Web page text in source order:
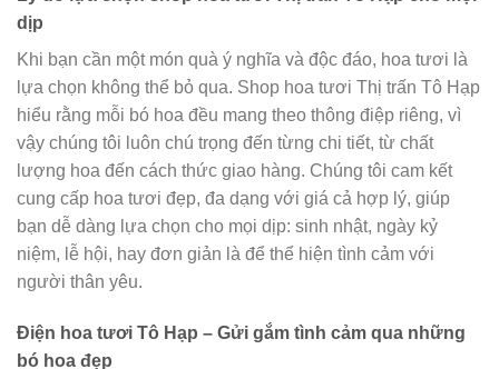
dịp
Khi bạn cần một món quà ý nghĩa và độc đáo, hoa tươi là
lựa chọn không thể bỏ qua. Shop hoa tươi Thị trấn Tô Hạp
hiểu rằng mỗi bó hoa đều mang theo thông điệp riêng, vì
vậy chúng tôi luôn chú trọng đến từng chi tiết, từ chất
lượng hoa đến cách thức giao hàng. Chúng tôi cam kết
cung cấp hoa tươi đẹp, đa dạng với giá cả hợp lý, giúp
bạn dễ dàng lựa chọn cho mọi dịp: sinh nhật, ngày kỷ
niệm, lễ hội, hay đơn giản là để thể hiện tình cảm với
người thân yêu.
Điện hoa tươi Tô Hạp – Gửi gắm tình cảm qua những
bó hoa đẹp